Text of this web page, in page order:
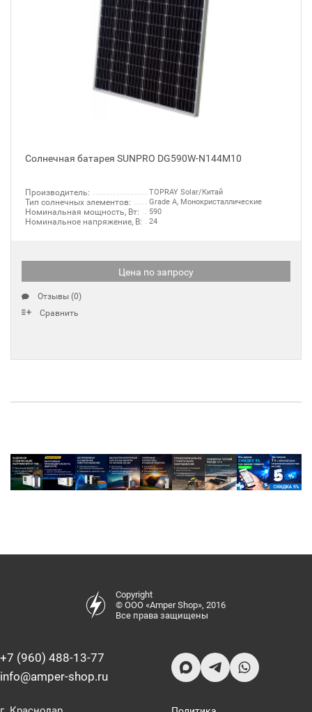
Солнечная батарея SUNPRO DG590W-N144M10
Производитель: TOPRAY Solar/Китай
Тип солнечных элементов: Grade A, Монокристаллические
Номинальная мощность, Вт: 590
Номинальное напряжение, В: 24
Цена по запросу
Отзывы (0)
Сравнить
Copyright
© ООО «Amper Shop», 2016
Все права защищены
+7 (960) 488-13-77
info@amper-shop.ru